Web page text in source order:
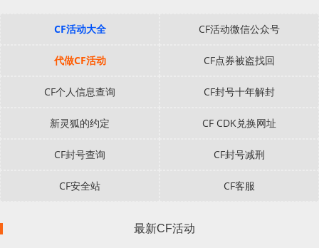
CF活动大全 CF活动微信公众号
代做CF活动 CF点券被盗找回
CF个人信息查询 CF封号十年解封
新灵狐的约定 CF CDK兑换网址
CF封号查询 CF封号减刑
CF安全站 CF客服
最新CF活动